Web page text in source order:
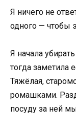
Я ничего не
одного — чтобы
Я начала
тогда заметила
Тяжёлая,
ромашками.
посуду за ней